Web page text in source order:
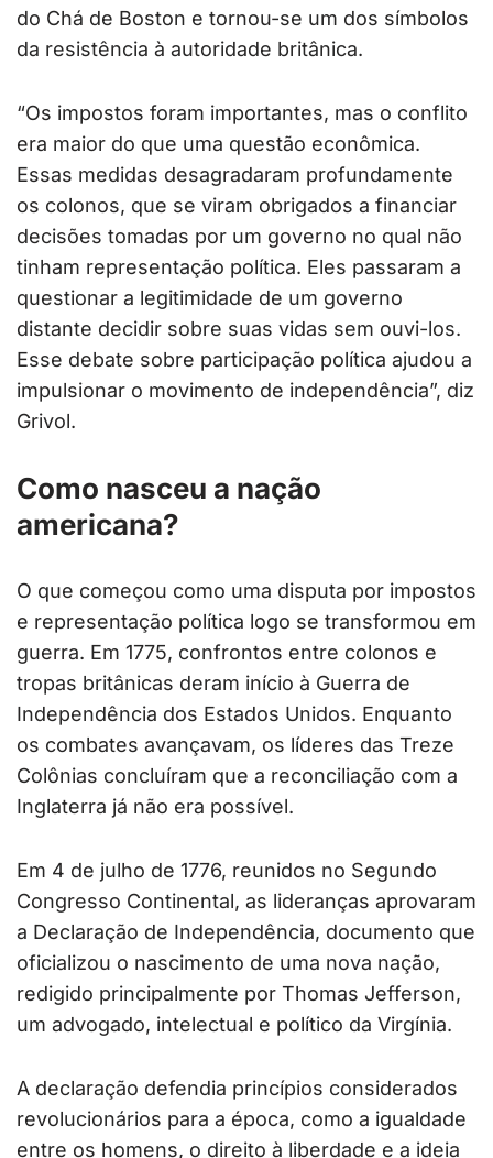
do Chá de Boston e tornou-se um dos símbolos
da resistência à autoridade britânica.
“Os impostos foram importantes, mas o conflito
era maior do que uma questão econômica.
Essas medidas desagradaram profundamente
os colonos, que se viram obrigados a financiar
decisões tomadas por um governo no qual não
tinham representação política. Eles passaram a
questionar a legitimidade de um governo
distante decidir sobre suas vidas sem ouvi-los.
Esse debate sobre participação política ajudou a
impulsionar o movimento de independência”, diz
Grivol.
Como nasceu a nação
americana?
O que começou como uma disputa por impostos
e representação política logo se transformou em
guerra. Em 1775, confrontos entre colonos e
tropas britânicas deram início à Guerra de
Independência dos Estados Unidos. Enquanto
os combates avançavam, os líderes das Treze
Colônias concluíram que a reconciliação com a
Inglaterra já não era possível.
Em 4 de julho de 1776, reunidos no Segundo
Congresso Continental, as lideranças aprovaram
a Declaração de Independência, documento que
oficializou o nascimento de uma nova nação,
redigido principalmente por Thomas Jefferson,
um advogado, intelectual e político da Virgínia.
A declaração defendia princípios considerados
revolucionários para a época, como a igualdade
entre os homens, o direito à liberdade e a ideia